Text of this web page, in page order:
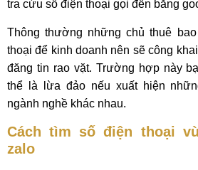
tra cứu số điện thoại gọi đến bằng
Thông thường những chủ thuê
thoại để kinh doanh nên sẽ công
đăng tin rao vặt. Trường hợp này
thể là lừa đảo nếu xuất hiện
ngành nghề khác nhau.
Cách tìm số điện thoại
zalo